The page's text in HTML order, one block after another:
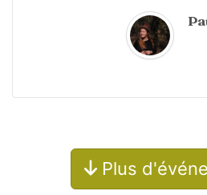
Plus